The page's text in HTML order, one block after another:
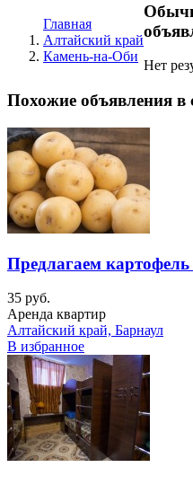
Главная
Алтайский край
Камень-на-Оби
Нет
Похожие объявления в
Предлагаем
35 руб.
Аренда квартир
Алтайский край, Барнаул
В избранное